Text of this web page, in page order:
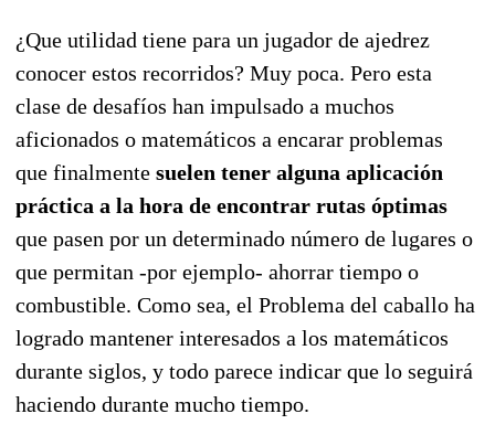
¿Que utilidad tiene para un jugador de ajedrez
conocer estos recorridos? Muy poca. Pero esta
clase de desafíos han impulsado a muchos
aficionados o matemáticos a encarar problemas
que finalmente suelen tener alguna aplicación
práctica a la hora de encontrar rutas óptimas
que pasen por un determinado número de lugares o
que permitan -por ejemplo- ahorrar tiempo o
combustible. Como sea, el Problema del caballo ha
logrado mantener interesados a los matemáticos
durante siglos, y todo parece indicar que lo seguirá
haciendo durante mucho tiempo.